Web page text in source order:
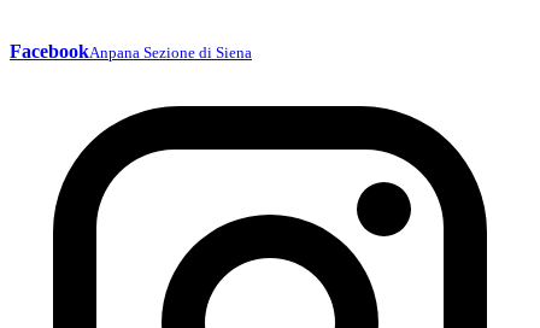
FacebookAnpana Sezione di Siena